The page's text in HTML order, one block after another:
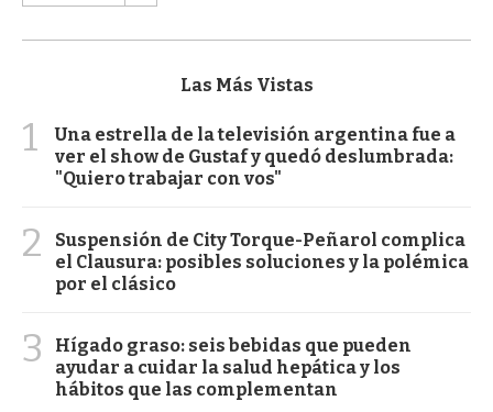
Las Más Vistas
1
Una estrella de la televisión argentina fue a
ver el show de Gustaf y quedó deslumbrada:
"Quiero trabajar con vos"
2
Suspensión de City Torque-Peñarol complica
el Clausura: posibles soluciones y la polémica
por el clásico
3
Hígado graso: seis bebidas que pueden
ayudar a cuidar la salud hepática y los
hábitos que las complementan